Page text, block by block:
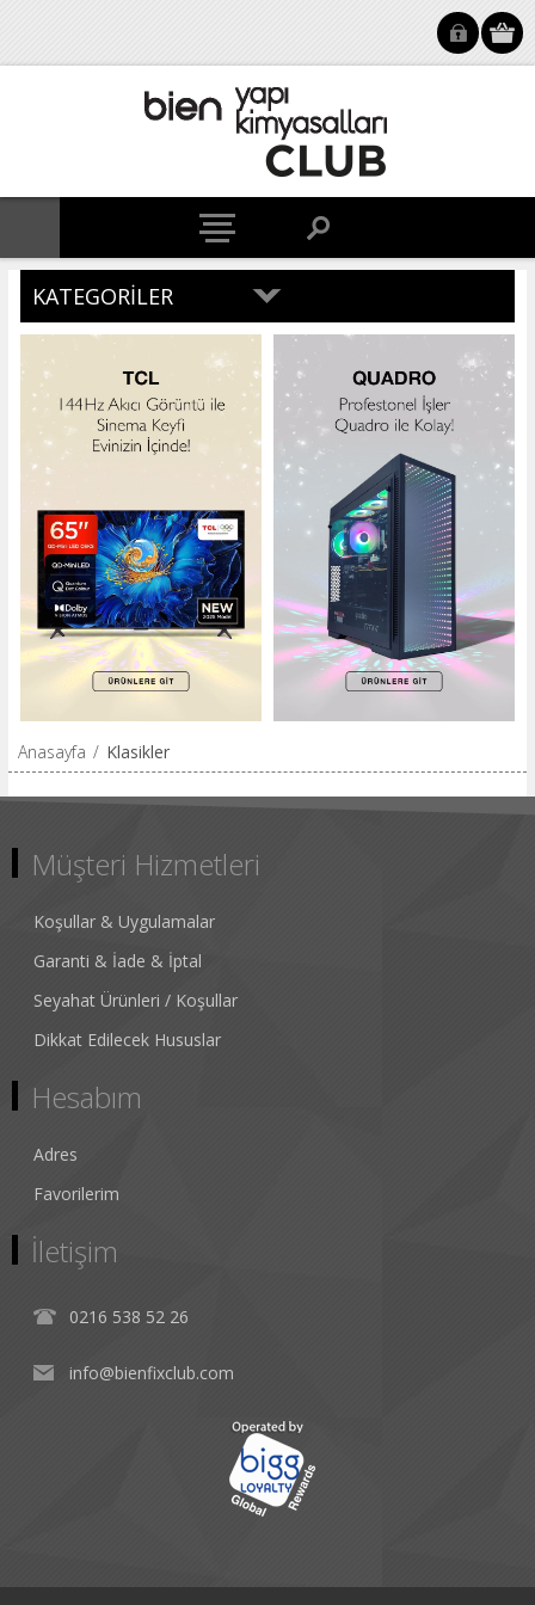
KATEGORILER
Anasayfa / Klasikler
Müşteri Hizmetleri
Koşullar & Uygulamalar
Garanti & İade & İptal
Seyahat Ürünleri / Koşullar
Dikkat Edilecek Hususlar
Hesabım
Adres
Favorilerim
İletişim
0216 538 52 26
info@bienfixclub.com